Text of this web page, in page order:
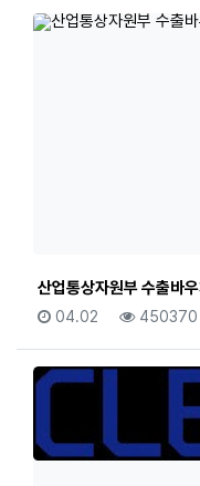
산업통상자원부 수출바
등록일
04.02 조회
450370